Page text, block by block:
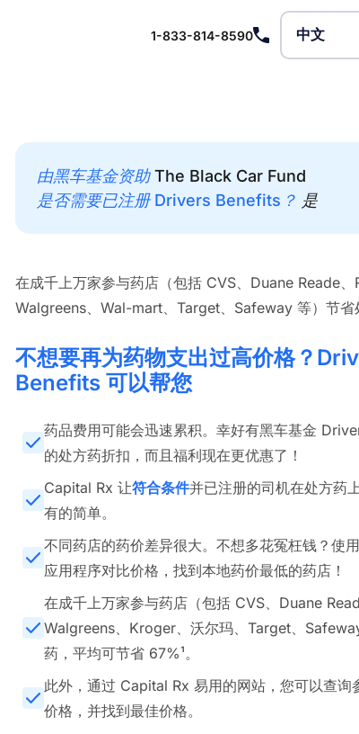
1-833-814-8590
由黑车基金资助 The Black Car Fund
是否需要已注册 Drivers Benefits？ 是
在成千上万家参与药店（包括 CVS、Duane Reade、
Walgreens、Wal-mart、Target、Safeway 等）节省
不想要再为药物支出过高价格？
Benefits 可以帮您
药品费用可能会迅速累积。幸好有黑车基金
的处方药折扣，而且福利现在更优惠了！
Capital Rx 让符合条件并已注册的司机在处方药
有的简单。
不同药店的药价差异很大。不想多花冤枉钱？使
应用程序对比价格，找到本地药价最低的药店！
在成千上万家参与药店（包括 CVS、Duane
Walgreens、Kroger、沃尔玛、Target、
药，平均可节省 67%¹。
此外，通过 Capital Rx 易用的网站，您可以查询
价格，并找到最佳价格。